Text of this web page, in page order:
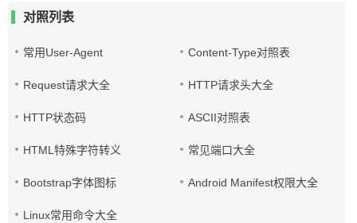
对照列表
常用User-Agent Content-Type对照表
Request请求大全 HTTP请求头大全
HTTP状态码 ASCII对照表
HTML特殊字符转义 常见端口大全
Bootstrap字体图标 Android Manifest权限大全
Linux常用命令大全